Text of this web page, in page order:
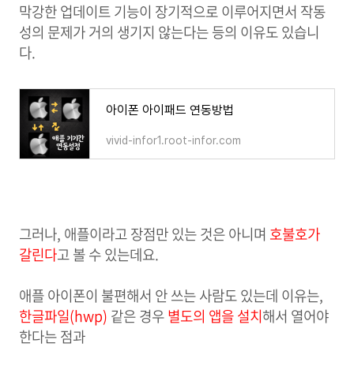
막강한 업데이트 기능이 장기적으로 이루어지면서 작동
성의 문제가 거의 생기지 않는다는 등의 이유도 있습니
다.
아이폰 아이패드 연동방법
vivid-infor1.root-infor.com
그러나, 애플이라고 장점만 있는 것은 아니며 호불호가
갈린다고 볼 수 있는데요.
애플 아이폰이 불편해서 안 쓰는 사람도 있는데 이유는,
한글파일(hwp) 같은 경우별도의 앱을 설치해서 열어야
한다는 점과